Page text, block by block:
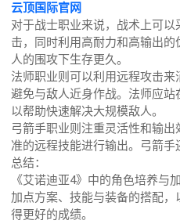
云顶国际官网
对于战士职业来说，战术上可
击，同时利用高耐力和高输出
人的围攻下生存更久。
法师职业则可以利用远程攻击
避免与敌人近身作战。法师应
以帮助快速解决大规模敌人。
弓箭手职业则注重灵活性和输
准的远程技能进行输出。弓箭手
总结：
《艾诺迪亚4》中的角色培养
加点方案、技能与装备的搭配
得更好的成绩。